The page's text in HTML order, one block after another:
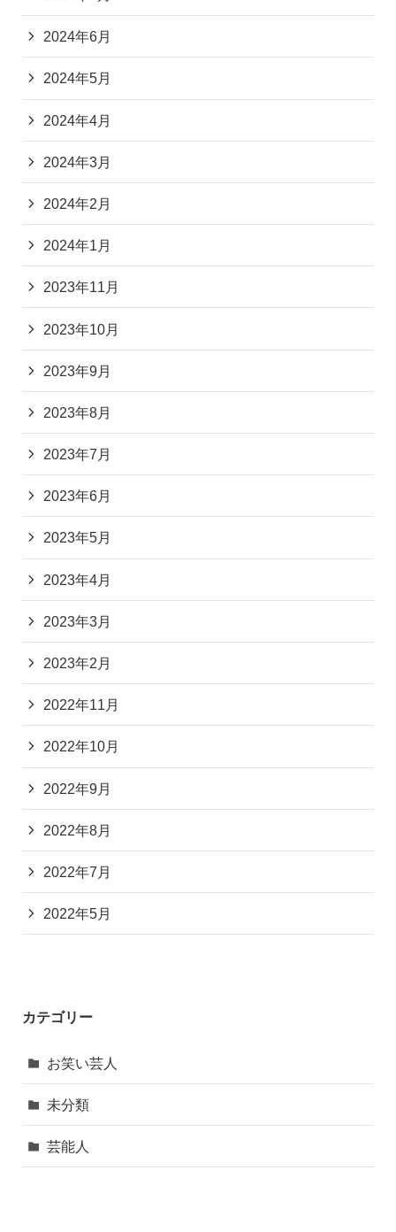
2024年6月
2024年5月
2024年4月
2024年3月
2024年2月
2024年1月
2023年11月
2023年10月
2023年9月
2023年8月
2023年7月
2023年6月
2023年5月
2023年4月
2023年3月
2023年2月
2022年11月
2022年10月
2022年9月
2022年8月
2022年7月
2022年5月
カテゴリー
お笑い芸人
未分類
芸能人